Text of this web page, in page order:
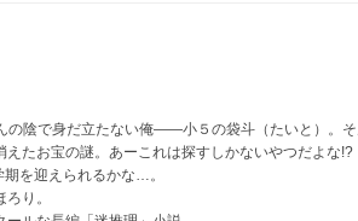
の陰で身だ立たない俺――小５の袋斗（たいと）。
えたお宝の謎。あーこれは探すしかないやつだよ
を迎えられるかな…。
り。